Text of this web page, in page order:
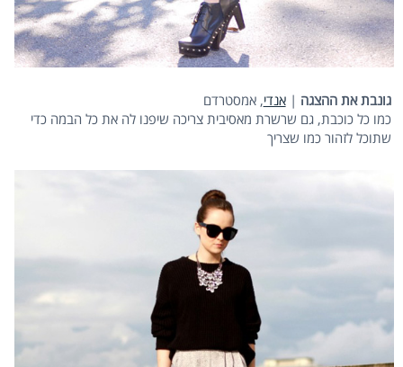
גונבת את ההצגה |אנדי, אמסטרדם
כמו כל כוכבת, גם שרשרת מאסיבית צריכה שיפנו לה את כל הבמה כדי
שתוכל לזהור כמו שצריך